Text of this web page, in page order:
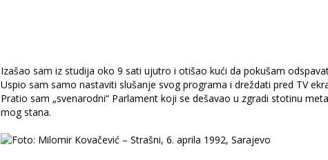
Izašao sam iz studija oko 9 sati ujutro i otišao kući da pokušam
Uspio sam samo nastaviti slušanje svog programa i dreždati pred TV
Pratio sam „svenarodni“ Parlament koji se dešavao u zgradi stotinu
mog stana.